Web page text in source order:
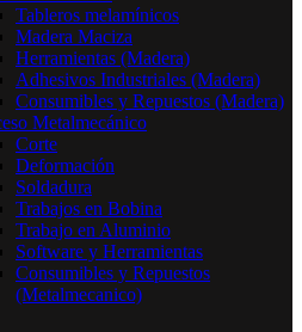
Tableros melamínicos
Madera Maciza
Herramientas (Madera)
Adhesivos Industriales (Madera)
Consumibles y Repuestos (Madera)
Metalmecánico
Corte
Deformación
Soldadura
Trabajos en Bobina
Trabajo en Aluminio
Software y Herramientas
Consumibles y Repuestos
(Metalmecanico)